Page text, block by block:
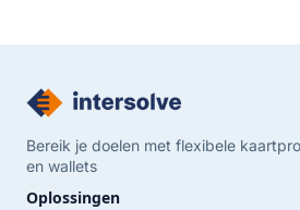
Bereik je doelen met flexibele
en wallets
Oplossingen